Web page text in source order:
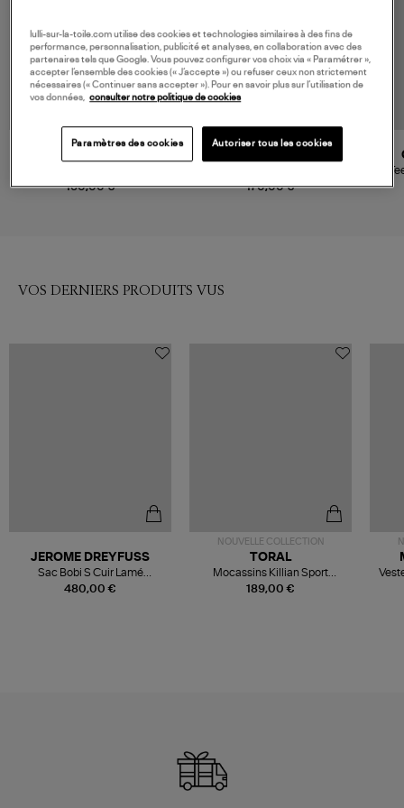
160,00 € 170,00 €
VOS DERNIERS PRODUITS VUS
480,00 €
JEROME DREYFUSS
Sac Bobi S Cuir Lamé
Champagne
NOUVELLE COLLECTION
189,00 €
TORAL
Mocassins Killian Sport
Mousse
lulli-sur-la-toile.com utilise des cookies et technologies similaires à des fins de
performance, personnalisation, publicité et analyses, en collaboration avec des
partenaires tels que Google. Vous pouvez configurer vos choix via « Paramétrer »,
accepter l’ensemble des cookies (« J’accepte ») ou refuser ceux non strictement
nécessaires (« Continuer sans accepter »). Pour en savoir plus sur l’utilisation de
vos données, consulter notre politique de cookies
Paramètres des cookies Autoriser tous les cookies